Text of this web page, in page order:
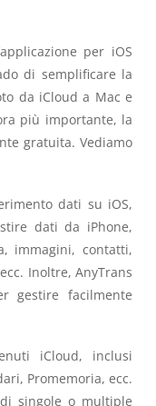
per iOS
di semplificare la
da iCloud a Mac e
più importante, la
gratuita. Vediamo
dati su iOS,
dati da iPhone,
immagini, contatti,
Inoltre, AnyTrans
gestire facilmente
iCloud, inclusi
Promemoria, ecc.
singole o multiple